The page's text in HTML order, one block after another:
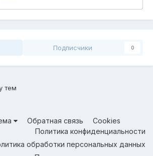
Подписчики 0
тем
Обратная связь
Cookies
Политика конфиденциальности
обработки персональных данных